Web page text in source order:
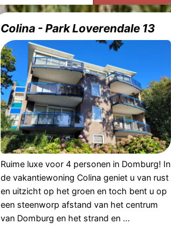
Colina - Park Loverendale 13
Ruime luxe voor 4 personen in Domburg! In
de vakantiewoning Colina geniet u van rust
en uitzicht op het groen en toch bent u op
een steenworp afstand van het centrum
van Domburg en het strand en ...